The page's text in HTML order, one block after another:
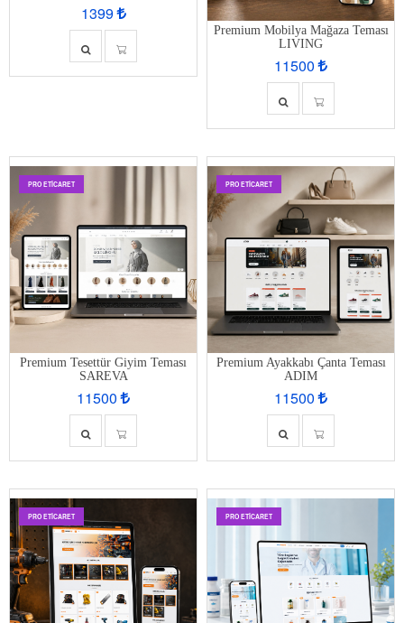
1399
Premium Mobilya Mağaza Teması
LIVING
11500
PRO ETİCARET
Premium Tesettür Giyim Teması
SAREVA
11500
PRO ETİCARET
Premium Ayakkabı Çanta Teması
ADIM
11500
PRO ETİCARET PRO ETİCARET